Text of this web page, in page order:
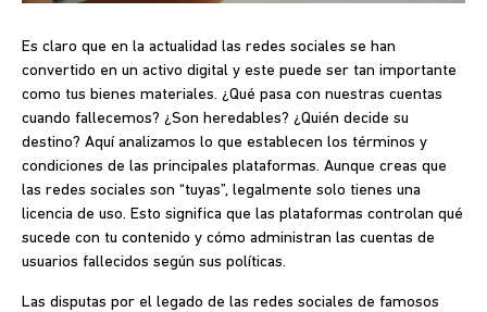
Es claro que en la actualidad las redes sociales se han
convertido en un activo digital y este puede ser tan importante
como tus bienes materiales. ¿Qué pasa con nuestras cuentas
cuando fallecemos? ¿Son heredables? ¿Quién decide su
destino? Aquí analizamos lo que establecen los términos y
condiciones de las principales plataformas. Aunque creas que
las redes sociales son “tuyas”, legalmente solo tienes una
licencia de uso. Esto significa que las plataformas controlan qué
sucede con tu contenido y cómo administran las cuentas de
usuarios fallecidos según sus políticas.
Las disputas por el legado de las redes sociales de famosos